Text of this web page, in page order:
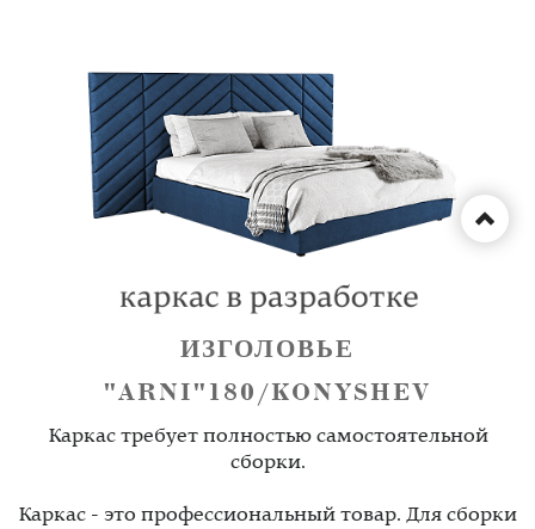
ИЗГОЛОВЬЕ
"ARNI"180/KONYSHEV
Каркас требует полностью самостоятельной
сборки.
Каркас - это профессиональный товар. Для сборки